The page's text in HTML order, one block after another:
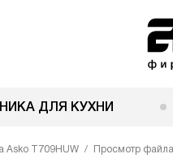
ДЛЯ КУХНИ
T709HUW Просмотр файла